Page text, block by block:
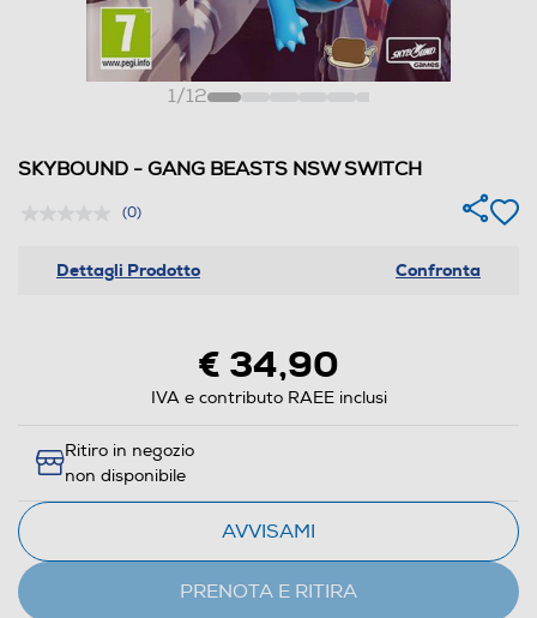
1/12
SKYBOUND - GANG BEASTS NSW SWITCH
(0)
Dettagli Prodotto Confronta
€ 34,90
IVA e contributo RAEE inclusi
Ritiro in negozio
non disponibile
AVVISAMI
PRENOTA E RITIRA